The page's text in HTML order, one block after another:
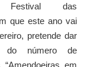
das
que este ano vai
pretende dar
do número de
em